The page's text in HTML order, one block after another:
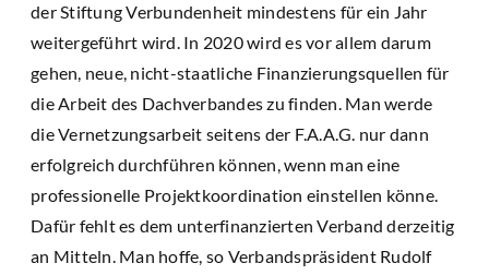
der Stiftung Verbundenheit mindestens für ein Jahr
weitergeführt wird. In 2020 wird es vor allem darum
gehen, neue, nicht-staatliche Finanzierungsquellen für
die Arbeit des Dachverbandes zu finden. Man werde
die Vernetzungsarbeit seitens der F.A.A.G. nur dann
erfolgreich durchführen können, wenn man eine
professionelle Projektkoordination einstellen könne.
Dafür fehlt es dem unterfinanzierten Verband derzeitig
an Mitteln. Man hoffe, so Verbandspräsident Rudolf